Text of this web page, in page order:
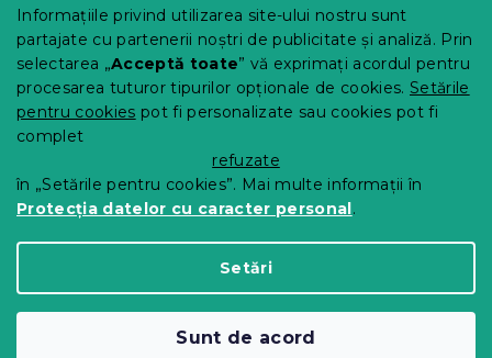
Informațiile privind utilizarea site-ului nostru sunt
partajate cu partenerii noștri de publicitate și analiză. Prin
selectarea „Acceptă toate” vă exprimați acordul pentru
procesarea tuturor tipurilor opționale de cookies. Setările
pentru cookies pot fi personalizate sau cookies pot fi
complet
refuzate
în „Setările pentru cookies”. Mai multe informații în
Protecția datelor cu caracter personal.
Setări
Sunt de acord
Protecția datelor cu caracter personal
Achizitii SEAP
Tabel mărimi
Blog
Pentru parteneri
Drepturi de autor 2026Comod Acasa. Toate
drepturile rezervate. Editați setările cookie-urilor